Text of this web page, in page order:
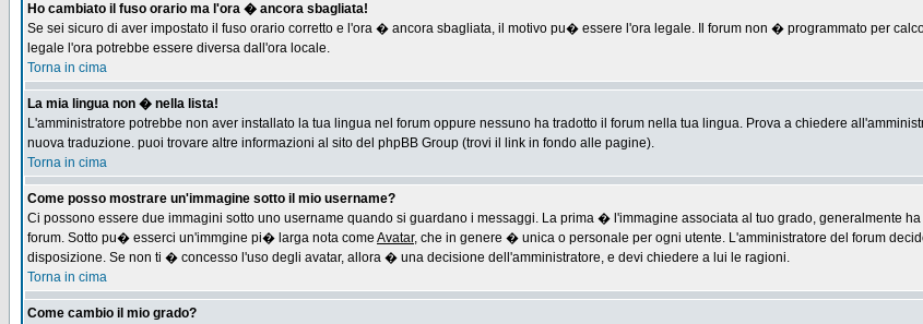
Ho cambiato il fuso orario ma l'ora � ancora sbagliata!
Se sei sicuro di aver impostato il fuso orario corretto e l'ora � ancora sbagliata, il motivo pu� essere l'ora legale. Il forum non � programmato per
legale l'ora potrebbe essere diversa dall'ora locale.
Torna in cima
La mia lingua non � nella lista!
L'amministratore potrebbe non aver installato la tua lingua nel forum oppure nessuno ha tradotto il forum nella tua lingua. Prova a chiedere
nuova traduzione. puoi trovare altre informazioni al sito del phpBB Group (trovi il link in fondo alle pagine).
Torna in cima
Come posso mostrare un'immagine sotto il mio username?
Ci possono essere due immagini sotto uno username quando si guardano i messaggi. La prima � l'immagine associata al tuo grado, generalmente
forum. Sotto pu� esserci un'immgine pi� larga nota come Avatar, che in genere � unica o personale per ogni utente. L'amministratore del forum
disposizione. Se non ti � concesso l'uso degli avatar, allora � una decisione dell'amministratore, e devi chiedere a lui le ragioni.
Torna in cima
Come cambio il mio grado?